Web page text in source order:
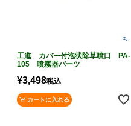
工進 カバー付泡状除草噴口 PA-
105 噴霧器パーツ
¥3,498税込
カートに入れる